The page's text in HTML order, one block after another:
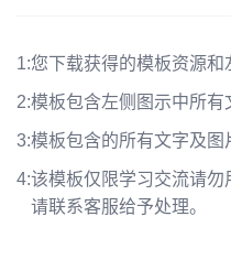
1:您下载获得的模板资源和
2:模板包含左侧图示中所有
3:模板包含的所有文字及图
4:该模板仅限学习交流请
请联系客服给予处理。